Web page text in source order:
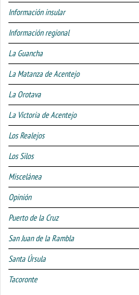
Información insular
Información regional
La Guancha
La Matanza de Acentejo
La Orotava
La Victoria de Acentejo
Los Realejos
Los Silos
Miscelánea
Opinión
Puerto de la Cruz
San Juan de la Rambla
Santa Úrsula
Tacoronte